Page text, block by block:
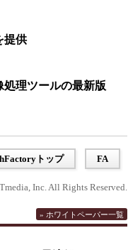
提供
理ツールの最新版
トップ FA
Inc. All Rights Reserved.
» ホワイトペーパー一覧